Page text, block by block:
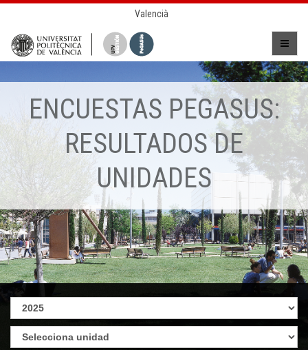
Valencià
ENCUESTAS PEGASUS:
RESULTADOS DE
UNIDADES